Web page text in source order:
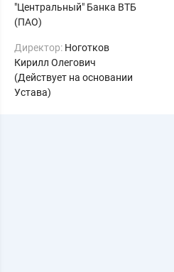
"Центральный" Банка ВТБ
(ПАО)
Директор: Ноготков
Кирилл Олегович
(Действует на основании
Устава)